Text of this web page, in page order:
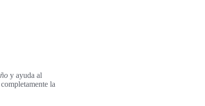
y ayuda al
la